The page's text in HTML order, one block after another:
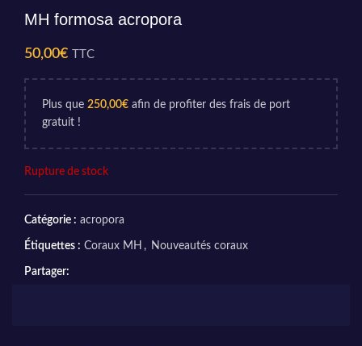
MH formosa acropora
50,00€ TTC
Plus que 250,00€ afin de profiter des frais de port
gratuit !
Rupture de stock
Catégorie : acropora
Étiquettes : Coraux MH , Nouveautés coraux
Partager: